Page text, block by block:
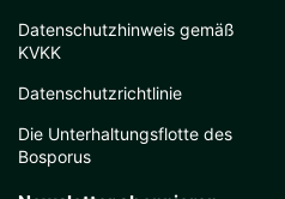
Datenschutzhinweis gemäß
KVKK
Datenschutzrichtlinie
Die Unterhaltungsflotte des
Bosporus